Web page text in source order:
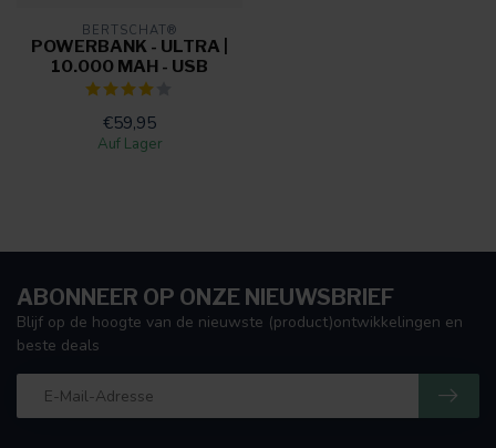
BERTSCHAT®
POWERBANK - ULTRA |
10.000 MAH - USB
€59,95
Auf Lager
ABONNEER OP ONZE NIEUWSBRIEF
Blijf op de hoogte van de nieuwste (product)ontwikkelingen en
beste deals